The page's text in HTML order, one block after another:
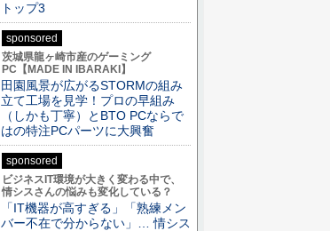
トップ3
sponsored
茨城県龍ヶ崎市産のゲーミング
PC【MADE IN IBARAKI】
田園風景が広がるSTORMの組み
立て工場を見学！プロの早組み
（しかも丁寧）とBTO PCならで
はの特注PCパーツに大興奮
sponsored
ビジネスIT環境が大きく変わる中で、
情シスさんの悩みも変化している？
「IT機器が高すぎる」「熟練メン
バー不在で分からない」… 情シス